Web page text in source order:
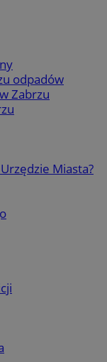
odpadów
Zabrzu
Miasta?